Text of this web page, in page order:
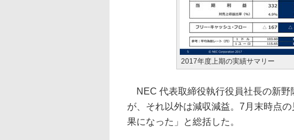
2017年度上期の実績サマリー
NEC 代表取締役執行役員社長の新野
が、それ以外は減収減益。7月末時点
果になった」と総括した。